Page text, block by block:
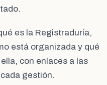
es la Registraduría,
está organizada y qué
con enlaces a las
gestión.